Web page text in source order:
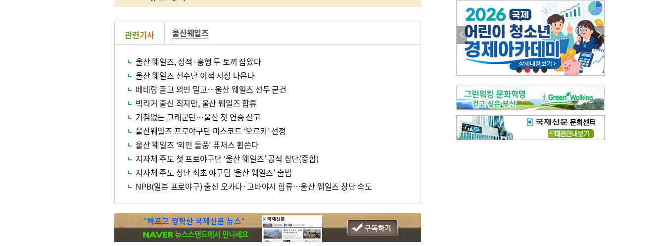
관련기사 울산웨일즈
울산 웨일즈, 성적·흥행 두 토끼 잡았다
울산 웨일즈 선수단 이적 시장 나온다
베테랑 끌고 외인 밀고…울산 웨일즈 선두 굳건
빅리거 출신 최지만, 울산 웨일즈 합류
거침없는 고래군단…울산 첫 연승 신고
울산웨일즈 프로야구단 마스코트 ‘오르카’ 선정
울산 웨일즈 ‘외인 돌풍’ 퓨처스 휩쓴다
지자체 주도 첫 프로야구단 ‘울산 웨일즈’ 공식 창단(종합)
지자체 주도 창단 최초 야구팀 '울산 웨일즈' 출범
NPB(일본 프로야구) 출신 오카다·고바야시 합류…울산 웨일즈 창단 속도